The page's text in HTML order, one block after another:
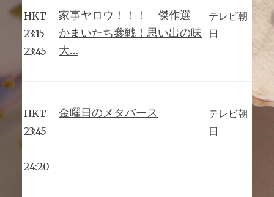
HKT
23:15 –
23:45
家事ヤロウ！！！ 傑作選
かまいたち參戦！思い出の味
大…
テレビ朝
日
HKT
23:45
–
24:20
金曜日のメタバース
テレビ朝
日